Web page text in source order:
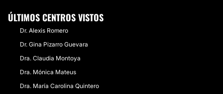
ÚLTIMOS CENTROS VISTOS
Dr. Alexis Romero
Dr. Gina Pizarro Guevara
Dra. Claudia Montoya
Dra. Mónica Mateus
Dra. María Carolina Quintero